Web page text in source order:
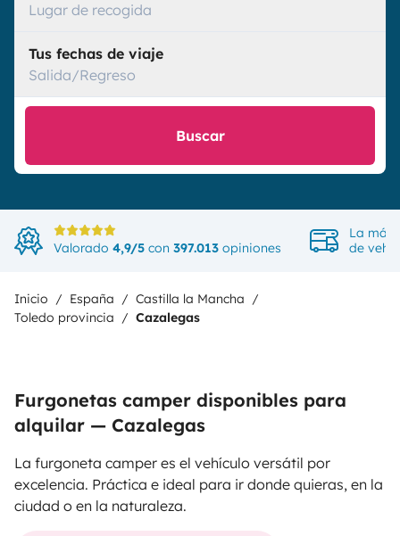
Lugar de recogida
Tus fechas de viaje
Salida/Regreso
Buscar
Valorado 4,9/5 con 397.013 opiniones
La más
de
Inicio España
Castilla la Mancha
Toledo provincia
Cazalegas
Furgonetas camper disponibles para
alquilar — Cazalegas
La furgoneta camper es el vehículo versátil por
excelencia. Práctica e ideal para ir donde quieras, en la
ciudad o en la naturaleza.